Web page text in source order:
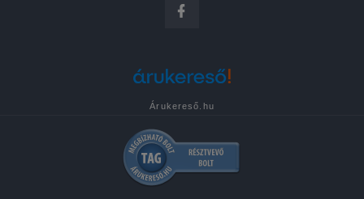
Árukereső.hu